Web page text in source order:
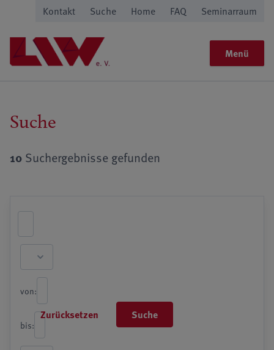
Kontakt Suche Home FAQ Seminarraum
Menü
Suche
10 Suchergebnisse gefunden
von:
bis:
Zurücksetzen Suche